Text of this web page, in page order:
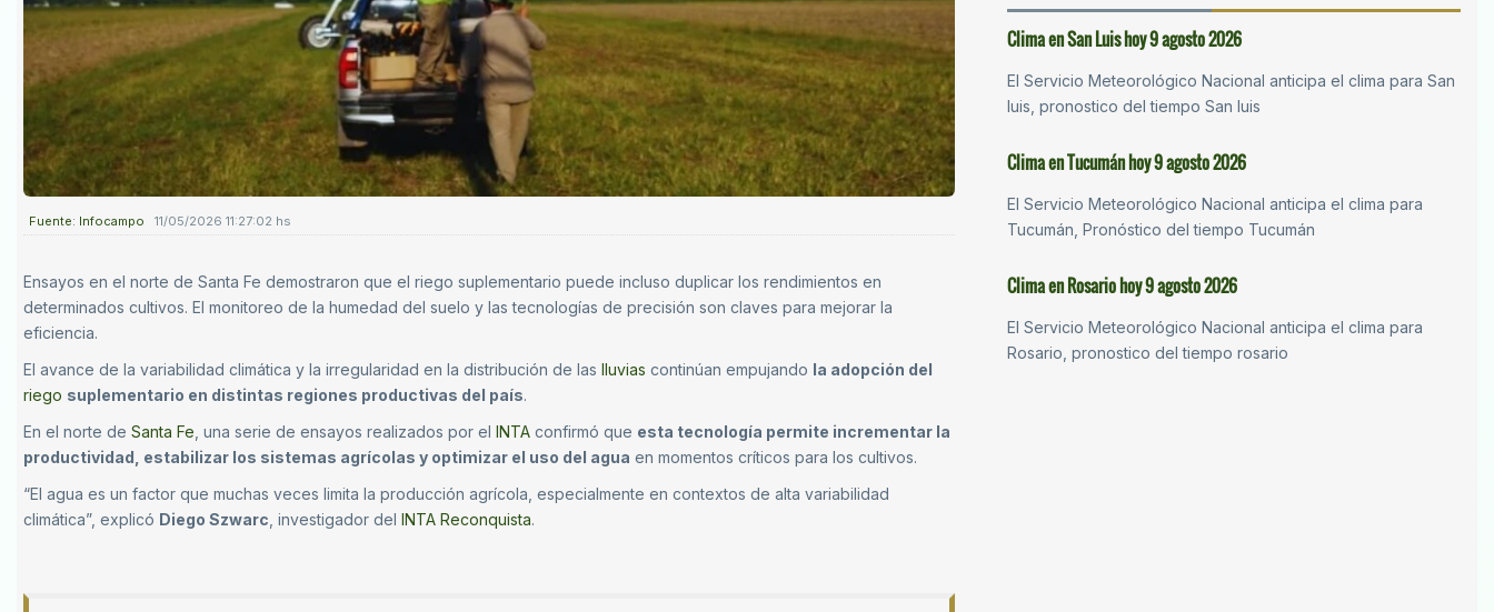
Fuente: Infocampo 11/05/2026 11:27:02 hs
Ensayos en el norte de Santa Fe demostraron que el riego suplementario puede incluso duplicar los rendimientos en
determinados cultivos. El monitoreo de la humedad del suelo y las tecnologías de precisión son claves para mejorar la
eficiencia.
El avance de la variabilidad climática y la irregularidad en la distribución de las lluvias continúan empujando la adopción del
riego suplementario en distintas regiones productivas del país.
En el norte de Santa Fe , una serie de ensayos realizados por el INTA confirmó que esta tecnología permite incrementar la
productividad, estabilizar los sistemas agrícolas y optimizar el uso del agua en momentos críticos para los cultivos.
“El agua es un factor que muchas veces limita la producción agrícola, especialmente en contextos de alta variabilidad
climática”, explicó Diego Szwarc , investigador del INTA Reconquista.
Clima en San Luis hoy 9 agosto 2026
El Servicio Meteorológico Nacional anticipa el clima para San
luis, pronostico del tiempo San luis
Clima en Tucumán hoy 9 agosto 2026
El Servicio Meteorológico Nacional anticipa el clima para
Tucumán, Pronóstico del tiempo Tucumán
Clima en Rosario hoy 9 agosto 2026
El Servicio Meteorológico Nacional anticipa el clima para
Rosario, pronostico del tiempo rosario